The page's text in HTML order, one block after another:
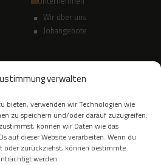
verwalten
bieten, verwenden wir Technologien wie
zu speichern und/oder darauf zuzugreifen.
können wir Daten wie das
auf dieser Website verarbeiten. Wenn du
oder zurückziehst, können bestimmte
werden.
Wir über uns
Jobangebote
Kiesgruben & Deponien
Kiesgrube
Recyclingplatz
Deponie